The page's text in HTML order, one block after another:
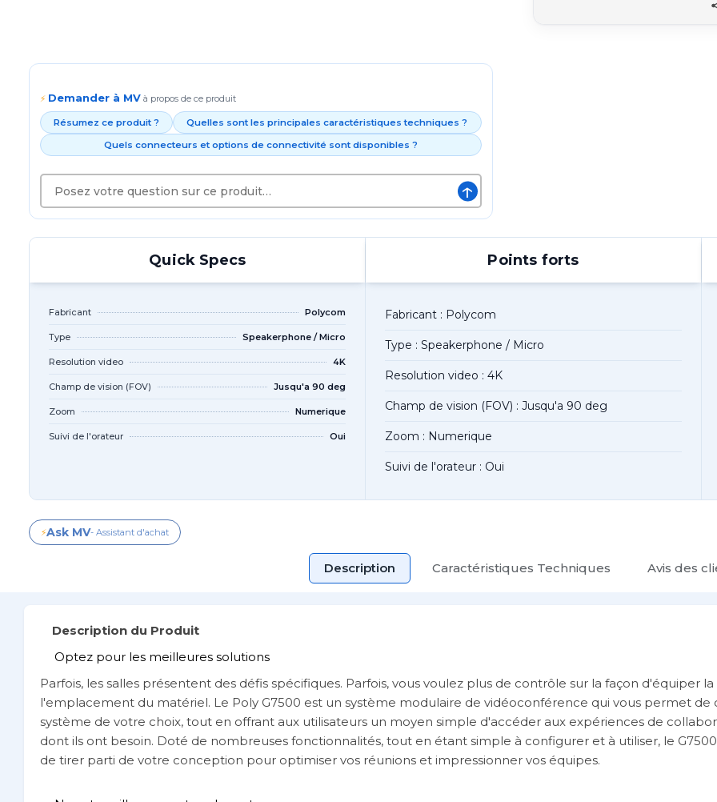
⚡ Demander à MV à propos de ce produit
Résumez ce produit ?
Quelles sont les principales caractéristiques techniques ?
Quels connecteurs et options de connectivité sont disponibles ?
↑
Quick Specs
Fabricant Polycom
Type Speakerphone / Micro
Resolution video 4K
Champ de vision (FOV) Jusqu'a 90 deg
Zoom Numerique
Suivi de l'orateur Oui
Points forts
Fabricant : Polycom
Type : Speakerphone / Micro
Resolution video : 4K
Champ de vision (FOV) : Jusqu'a 90 deg
Zoom : Numerique
Suivi de l'orateur : Oui
⚡Ask MV- Assistant d'achat
Description Caractéristiques Techniques Avis des
Description du Produit
Optez pour les meilleures solutions
Parfois, les salles présentent des défis spécifiques. Parfois, vous voulez plus de contrôle sur la façon d'équiper
l'emplacement du matériel. Le Poly G7500 est un système modulaire de vidéoconférence qui vous permet de
système de votre choix, tout en offrant aux utilisateurs un moyen simple d'accéder aux expériences de
dont ils ont besoin. Doté de nombreuses fonctionnalités, tout en étant simple à configurer et à utiliser, le
de tirer parti de votre conception pour optimiser vos réunions et impressionner vos équipes.